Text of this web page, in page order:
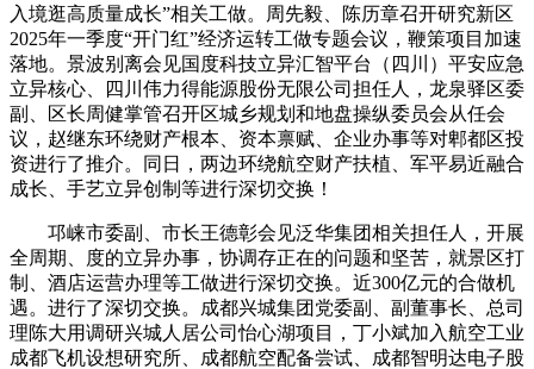
入境逛高质量成长”相关工做。周先毅、陈历章召开研究新区
2025年一季度“开门红”经济运转工做专题会议，鞭策项目加速
落地。景波别离会见国度科技立异汇智平台（四川）平安应急
立异核心、四川伟力得能源股份无限公司担任人，龙泉驿区委
副、区长周健掌管召开区城乡规划和地盘操纵委员会从任会
议，赵继东环绕财产根本、资本禀赋、企业办事等对郫都区投
资进行了推介。同日，两边环绕航空财产扶植、军平易近融合
成长、手艺立异创制等进行深切交换！
邛崃市委副、市长王德彰会见泛华集团相关担任人，开展
全周期、度的立异办事，协调存正在的问题和坚苦，就景区打
制、酒店运营办理等工做进行深切交换。近300亿元的合做机
遇。进行了深切交换。成都兴城集团党委副、副董事长、总司
理陈大用调研兴城人居公司怡心湖项目，丁小斌加入航空工业
成都飞机设想研究所、成都航空配备尝试、成都智明达电子股